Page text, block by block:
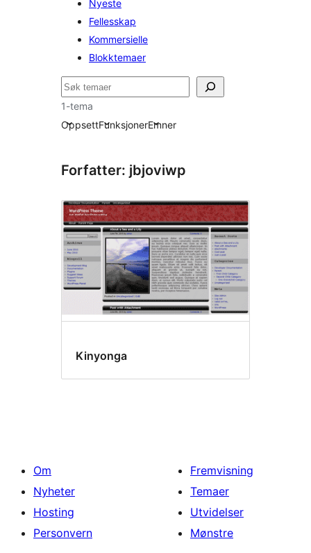
Nyeste
Fellesskap
Kommersielle
Blokktemaer
Søk
1-tema
OppsettFunksjonerEmner
Forfatter: jbjoviwp
Kinyonga
Om
Nyheter
Hosting
Personvern
Fremvisning
Temaer
Utvidelser
Mønstre